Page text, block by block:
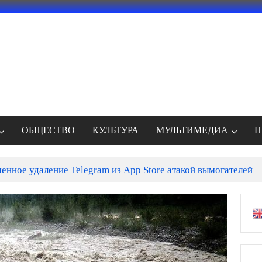
ОБЩЕСТВО КУЛЬТУРА МУЛЬТИМЕДИА
удаление Telegram из App Store атакой вымогателей